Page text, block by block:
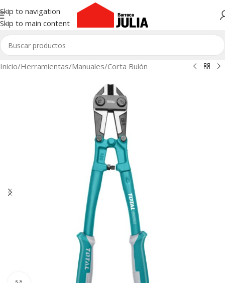
Skip to navigation
Skip to main content
Inicio/Herramientas/Manuales/Corta Bulón